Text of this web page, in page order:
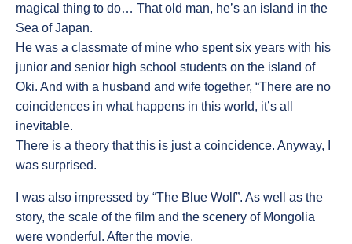
magical thing to do… That old man, he’s an island in the
Sea of Japan.
He was a classmate of mine who spent six years with his
junior and senior high school students on the island of
Oki. And with a husband and wife together, “There are no
coincidences in what happens in this world, it’s all
inevitable.
There is a theory that this is just a coincidence. Anyway, I
was surprised.
I was also impressed by “The Blue Wolf”. As well as the
story, the scale of the film and the scenery of Mongolia
were wonderful. After the movie.